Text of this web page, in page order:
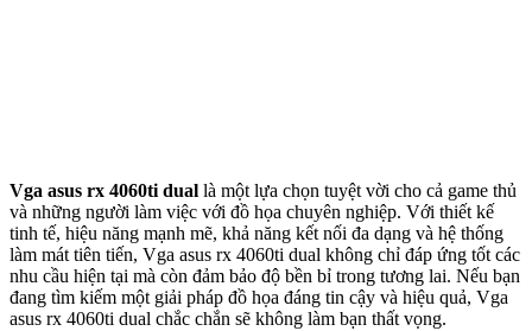
Vga asus rx 4060ti dual là một lựa chọn tuyệt vời cho cả game thủ
và những người làm việc với đồ họa chuyên nghiệp. Với thiết kế
tinh tế, hiệu năng mạnh mẽ, khả năng kết nối đa dạng và hệ thống
làm mát tiên tiến, Vga asus rx 4060ti dual không chỉ đáp ứng tốt các
nhu cầu hiện tại mà còn đảm bảo độ bền bỉ trong tương lai. Nếu bạn
đang tìm kiếm một giải pháp đồ họa đáng tin cậy và hiệu quả, Vga
asus rx 4060ti dual chắc chắn sẽ không làm bạn thất vọng.